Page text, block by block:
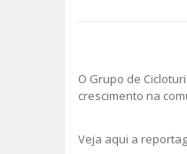
O Grupo de
crescimento na
Veja aqui a